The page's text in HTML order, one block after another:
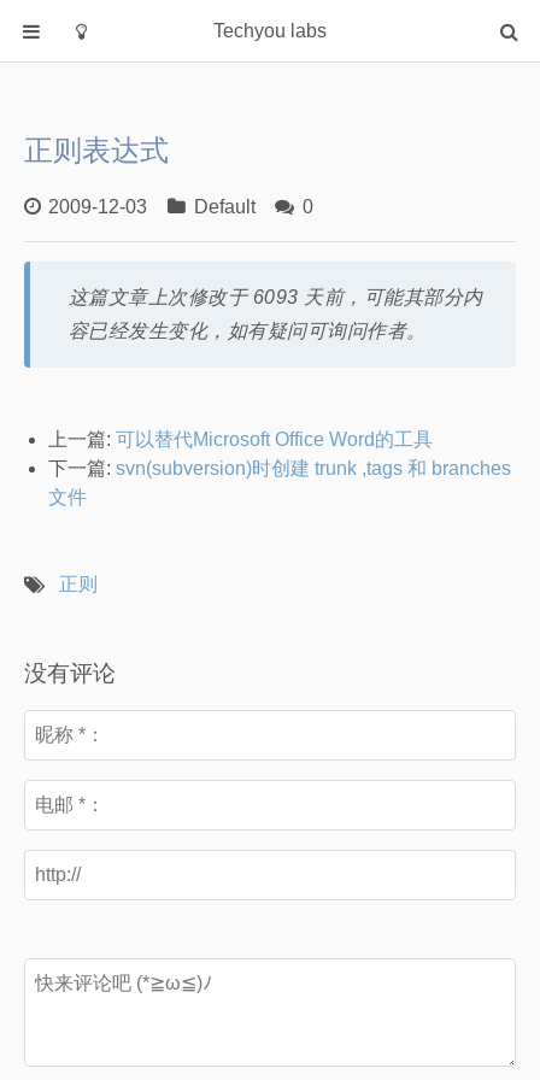
Techyou labs
Default
Linux/Unix
Database
Cloud
Networking
关于作者
正则表达式
2009-12-03 Default 0
这篇文章上次修改于 6093 天前，可能其部分内
容已经发生变化，如有疑问可询问作者。
上一篇: 可以替代Microsoft Office Word的工具
下一篇: svn(subversion)时创建 trunk ,tags 和 branches
文件
正则
没有评论